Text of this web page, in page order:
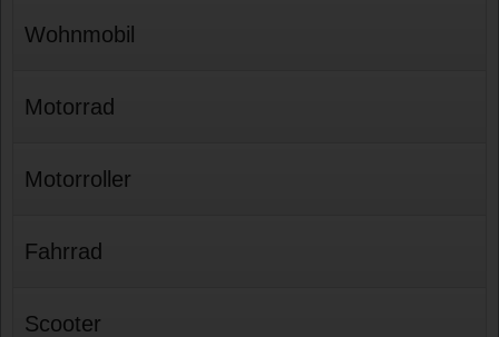
Wohnmobil
Motorrad
Motorroller
Fahrrad
Scooter